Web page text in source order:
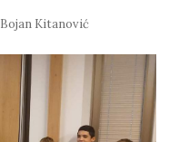
Bojan Kitanović